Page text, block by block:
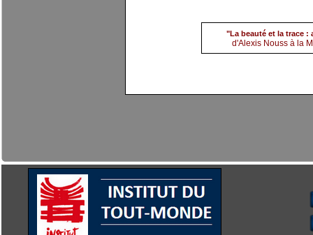
(8) Alexis Nouss par
"La beauté et la trace :
d'Alexis Nouss à la